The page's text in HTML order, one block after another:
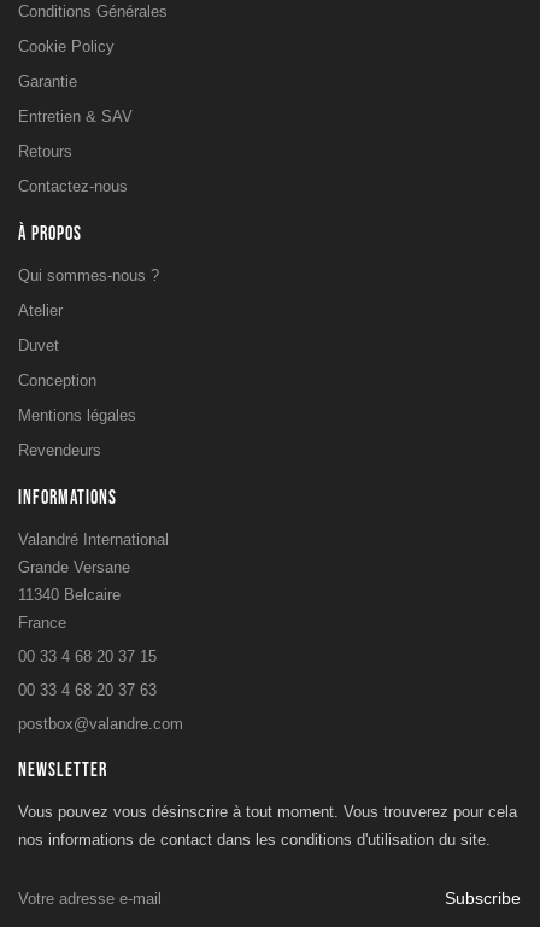
Conditions Générales
Cookie Policy
Garantie
Entretien & SAV
Retours
Contactez-nous
À PROPOS
Qui sommes-nous ?
Atelier
Duvet
Conception
Mentions légales
Revendeurs
INFORMATIONS
Valandré International
Grande Versane
11340 Belcaire
France
00 33 4 68 20 37 15
00 33 4 68 20 37 63
postbox@valandre.com
NEWSLETTER
Vous pouvez vous désinscrire à tout moment. Vous trouverez pour cela
nos informations de contact dans les conditions d'utilisation du site.
Subscribe